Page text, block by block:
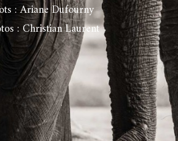
: Ariane Dufourny
: Christian Laurent